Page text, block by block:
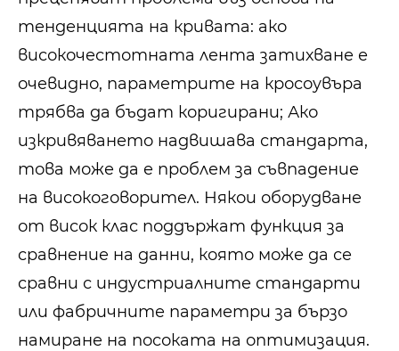
тенденцията на кривата: ако
високочестотната лента затихване е
очевидно, параметрите на кросоувъра
трябва да бъдат коригирани; Ако
изкривяването надвишава стандарта,
това може да е проблем за съвпадение
на високоговорител. Някои оборудване
от висок клас поддържат функция за
сравнение на данни, която може да се
сравни с индустриалните стандарти
или фабричните параметри за бързо
намиране на посоката на оптимизация.